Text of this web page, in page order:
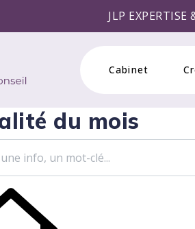
JLP EXPERTISE &
Cabinet
du mois